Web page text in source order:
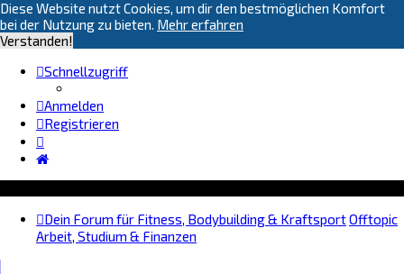
Diese Website nutzt Cookies, um dir den bestmöglichen Komfort
bei der Nutzung zu bieten. Mehr erfahren
Verstanden!
Schnellzugriff
Anmelden
Registrieren
Dein Forum für Fitness, Bodybuilding & KraftsportOfftopic
Arbeit, Studium & Finanzen